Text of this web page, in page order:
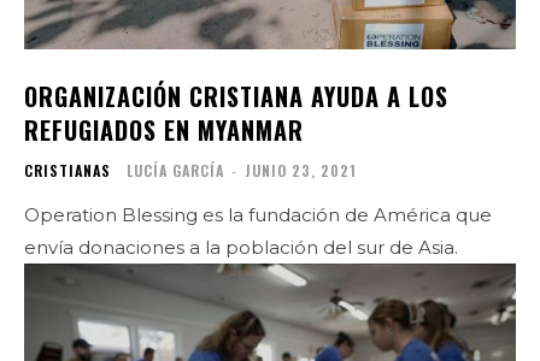
ORGANIZACIÓN CRISTIANA AYUDA A LOS
REFUGIADOS EN MYANMAR
CRISTIANAS LUCÍA GARCÍA - JUNIO 23, 2021
Operation Blessing es la fundación de América que
envía donaciones a la población del sur de Asia.